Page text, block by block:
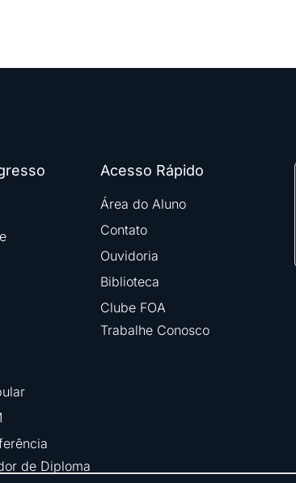
de Diploma
Acesso Rápido
Área do Aluno
Contato
Ouvidoria
Biblioteca
Clube FOA
Trabalhe Conosco